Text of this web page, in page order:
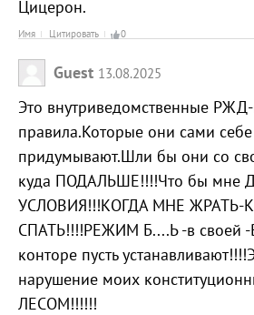
Цицерон.
Имя Цитировать 0
Guest 13.08.2025
Это внутриведомственные
правила.Которые они сами
придумывают.Шли бы они со
куда ПОДАЛЬШЕ!!!!Что бы мне
УСЛОВИЯ!!!КОГДА МНЕ ЖРАТЬ-
СПАТЬ!!!!РЕЖИМ Б....Ь -в своей
конторе пусть
нарушение моих
ЛЕСОМ!!!!!!